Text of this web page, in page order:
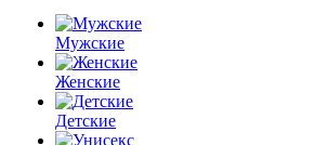
Мужские
Женские
Детские